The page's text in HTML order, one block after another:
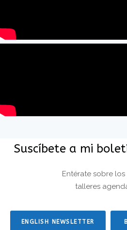
Suscíbete a mi
Entérate sobre los
talleres
ENGLISH NEWSLETTER